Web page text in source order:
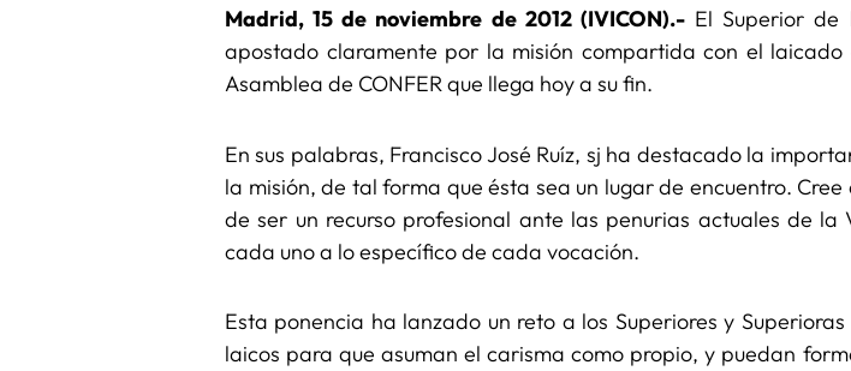
Madrid, 15 de noviembre de 2012 (IVICON).-El Superior de
apostado claramente por la misión compartida con el
Asamblea de CONFER que llega hoy a su fin.
En sus palabras, Francisco José Ruíz, sj ha destacado la
la misión, de tal forma que ésta sea un lugar de encuentro.
de ser un recurso profesional ante las penurias actuales de
cada uno a lo específico de cada vocación.
Esta ponencia ha lanzado un reto a los Superiores y
laicos para que asuman el carisma como propio, y puedan